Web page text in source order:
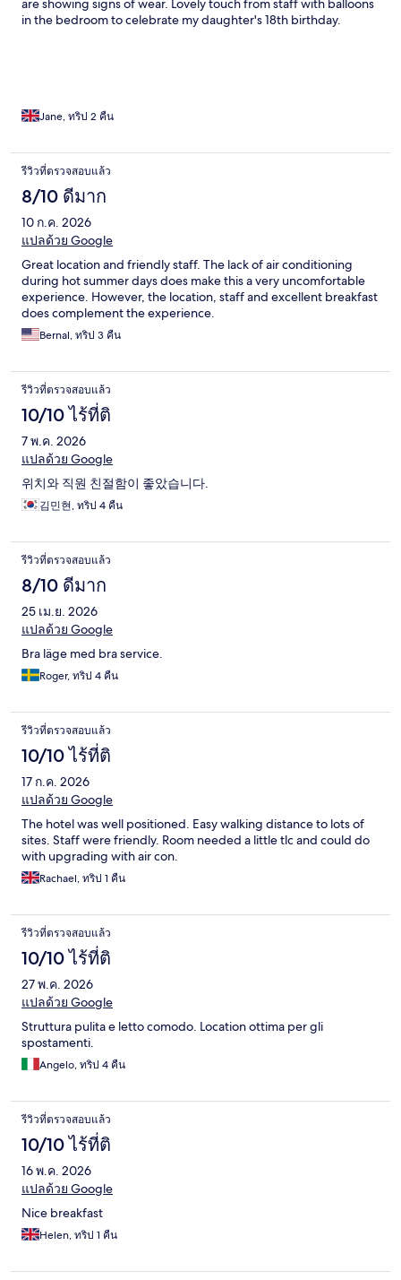
are showing signs of wear. Lovely touch from staff with balloons
in the bedroom to celebrate my daughter's 18th birthday.
Jane, ทริป 2 คืน
รีวิวที่ตรวจสอบแล้ว
8/10 ดีมาก
10 ก.ค. 2026
แปลด้วย Google
Great location and friendly staff. The lack of air conditioning
during hot summer days does make this a very uncomfortable
experience. However, the location, staff and excellent breakfast
does complement the experience.
Bernal, ทริป 3 คืน
รีวิวที่ตรวจสอบแล้ว
10/10 ไร้ที่ติ
7 พ.ค. 2026
แปลด้วย Google
위치와 직원 친절함이 좋았습니다.
김민현, ทริป 4 คืน
รีวิวที่ตรวจสอบแล้ว
8/10 ดีมาก
25 เม.ย. 2026
แปลด้วย Google
Bra läge med bra service.
Roger, ทริป 4 คืน
รีวิวที่ตรวจสอบแล้ว
10/10 ไร้ที่ติ
17 ก.ค. 2026
แปลด้วย Google
The hotel was well positioned. Easy walking distance to lots of
sites. Staff were friendly. Room needed a little tlc and could do
with upgrading with air con.
Rachael, ทริป 1 คืน
รีวิวที่ตรวจสอบแล้ว
10/10 ไร้ที่ติ
27 พ.ค. 2026
แปลด้วย Google
Struttura pulita e letto comodo. Location ottima per gli
spostamenti.
Angelo, ทริป 4 คืน
รีวิวที่ตรวจสอบแล้ว
10/10 ไร้ที่ติ
16 พ.ค. 2026
แปลด้วย Google
Nice breakfast
Helen, ทริป 1 คืน